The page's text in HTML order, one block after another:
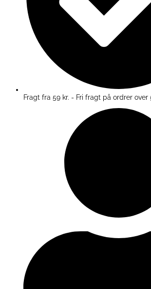
Fragt fra 59 kr. - Fri fragt på ordrer over